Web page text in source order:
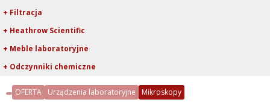
+ Filtracja
+ Heathrow Scientific
+ Meble laboratoryjne
+ Odczynniki chemiczne
+ Pipetowanie i dawkowani...
+ Plastiki laboratoryjne
OFERTA Urządzenia laboratoryjne Mikroskopy